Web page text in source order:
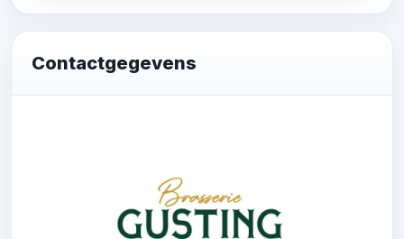
Contactgegevens